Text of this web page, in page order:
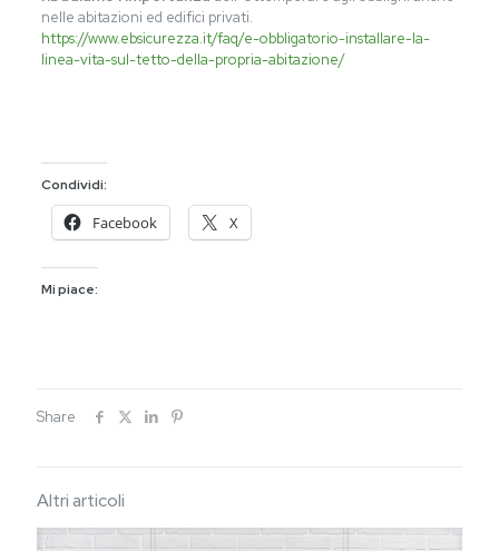
nelle abitazioni ed edifici privati.
https://www.ebsicurezza.it/faq/e-obbligatorio-installare-la-
linea-vita-sul-tetto-della-propria-abitazione/
Condividi:
Facebook X
Mi piace:
Share
Altri articoli